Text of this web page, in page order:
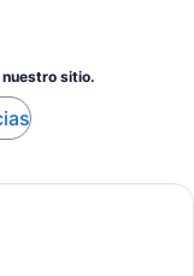
sitio.